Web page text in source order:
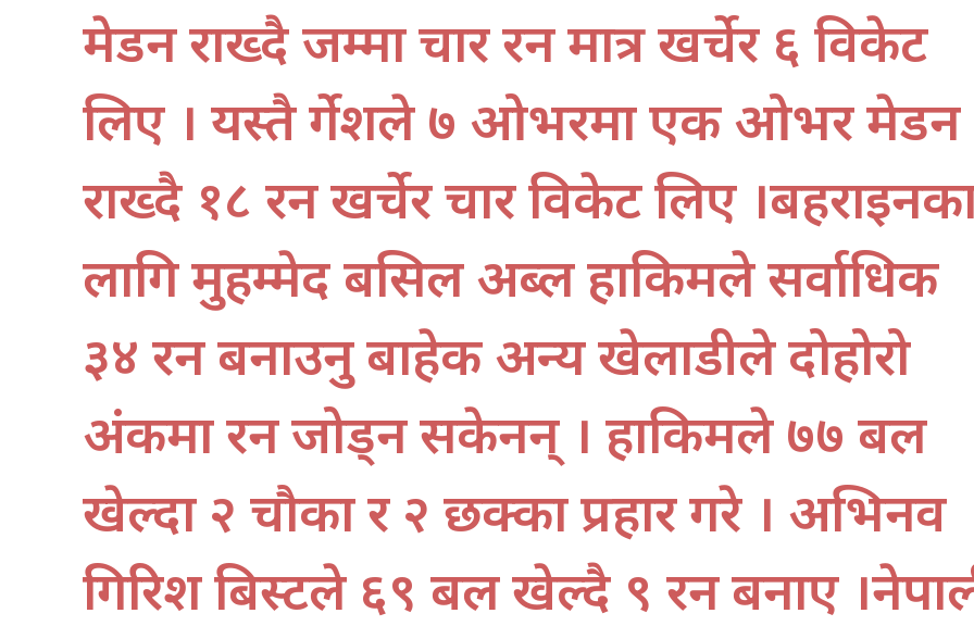
मेडन राख्दै जम्मा चार रन मात्र खर्चेर ६ विकेट
लिए । यस्तै दुर्गेशले ७ ओभरमा एक ओभर मेडन
राख्दै १८ रन खर्चेर चार विकेट लिए
लागि मुहम्मेद बसिल अब्दुल हाकिमले सर्वाधिक
३४ रन बनाउनु बाहेक अन्य खेलाडीले दोहोरो
अंकमा रन जोड्न सकेनन् । हाकिमले ७७ बल
खेल्दा २ चौका र २ छक्का प्रहार गरे । अभिनव
गिरिश बिस्टले ६९ बल खेल्दै ९ रन बनाए